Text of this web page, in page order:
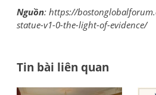
Nguồn: https://
statue-v1-0-the-light-of-evidence/
Tin bài liên quan